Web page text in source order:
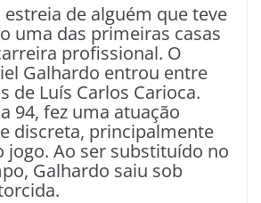
estreia de alguém que teve
uma das primeiras casas
profissional. O
Galhardo entrou entre
de Luís Carlos Carioca.
94, fez uma atuação
discreta, principalmente
jogo. Ao ser substituído no
Galhardo saiu sob